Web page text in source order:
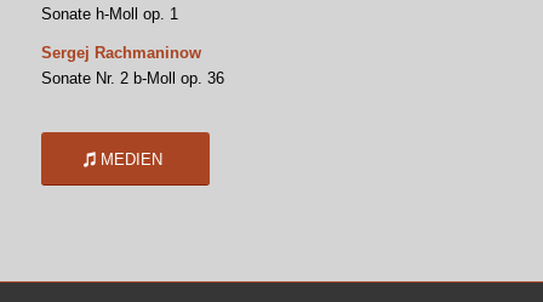
Sonate h-Moll op. 1
Sergej Rachmaninow
Sonate Nr. 2 b-Moll op. 36
MEDIEN